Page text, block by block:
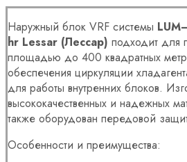
Наружный блок VRF системы LUM
hr Lessar (Лессар) подходит для
площадью до 400 квадратных
обеспечения циркуляции
для работы внутренних блоков.
высококачественных и надежных
также оборудован передовой
Особенности и преимущества: